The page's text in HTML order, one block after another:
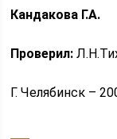
Кандакова Г.А.
Проверил:
Г. Челябинск –